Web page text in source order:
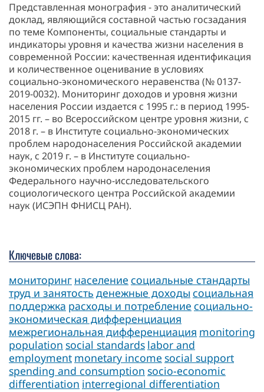
Представленная монография - это аналитический
доклад, являющийся составной частью госзадания
по теме Компоненты, социальные стандарты и
индикаторы уровня и качества жизни населения в
современной России: качественная идентификация
и количественное оценивание в условиях
социально-экономического неравенства (№ 0137-
2019-0032). Мониторинг доходов и уровня жизни
населения России издается с 1995 г.: в период 1995-
2015 гг. – во Всероссийском центре уровня жизни, с
2018 г. – в Институте социально-экономических
проблем народонаселения Российской академии
наук, с 2019 г. – в Институте социально-
экономических проблем народонаселения
Федерального научно-исследовательского
социологического центра Российской академии
наук (ИСЭПН ФНИСЦ РАН).
Ключевые слова:
мониторинг население социальные стандарты
труд и занятость денежные доходы социальная
поддержка расходы и потребление социально-
экономическая дифференциация
межрегиональная дифференциация monitoring
population social standards labor and
employment monetary income social support
spending and consumption socio-economic
differentiation interregional differentiation